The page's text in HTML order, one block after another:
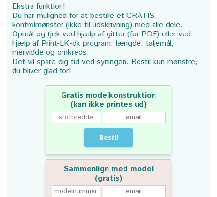
Ekstra funktion!
Du har mulighed for at bestille et GRATIS
kontrolmønster (ikke til udskrivning) med alle dele.
Opmål og tjek ved hjælp af gitter (for PDF) eller ved
hjælp af Print-LK-dk program: længde, taljemål,
mervidde og omkreds.
Det vil spare dig tid ved syningen. Bestil kun mønstre,
du bliver glad for!
Gratis modelkonstruktion
(kan ikke printes ud)
Bestil
Sammenlign med model
(gratis)